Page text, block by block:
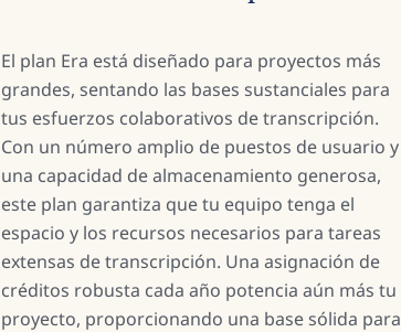
El plan Era está diseñado para proyectos más
grandes, sentando las bases sustanciales para
tus esfuerzos colaborativos de transcripción.
Con un número amplio de puestos de usuario y
una capacidad de almacenamiento generosa,
este plan garantiza que tu equipo tenga el
espacio y los recursos necesarios para tareas
extensas de transcripción. Una asignación de
créditos robusta cada año potencia aún más tu
proyecto, proporcionando una base sólida para